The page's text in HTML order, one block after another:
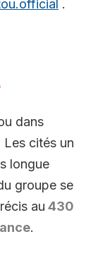
.
dans
Les cités un
longue
groupe se
au 430
.